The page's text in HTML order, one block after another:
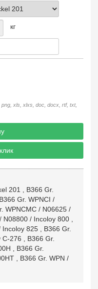
кг
xls, xlxs, doc, docx, rtf, txt,
201
B366 Gr.
B366 Gr. WPNCI /
WPNCMC / N06625 /
N08800 / Incoloy 800
Incoloy 825
B366 Gr.
C-276
B366 Gr.
B366 Gr.
B366 Gr. WPN /